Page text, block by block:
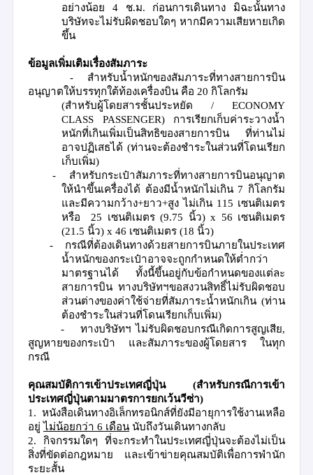
อย่างน้อย 4 ช.ม. ก่อนการเดินทาง มิฉะนั้นทาง
บริษัทจะไม่รับผิดชอบใดๆ หากมีความเสียหายเกิด
ขึ้น
ข้อมูลเพิ่มเติมเรื่องสัมภาระ
- สำหรับน้ำหนักของสัมภาระที่ทางสายการบิน
อนุญาตให้บรรทุกใต้ท้องเครื่องบิน คือ 20 กิโลกรัม
(สำหรับผู้โดยสารชั้นประหยัด / ECONOMY
CLASS PASSENGER)
การเรียกเก็บค่าระวางน้ำ
หนักที่เกินเพิ่มเป็นสิทธิของสายการบิน
ที่ท่านไม่
อาจปฏิเสธได้ (ท่านจะต้องชำระในส่วนที่โดนเรียก
เก็บเพิ่ม)
- สำหรับกระเป๋าสัมภาระที่ทางสายการบินอนุญาต
ให้นำขึ้นเครื่องได้ ต้องมีน้ำหนักไม่เกิน 7กิโลกรัม
และมีความกว้าง+ยาว+สูง ไม่เกิน 115 เซนติเมตร
หรือ 25 เซนติเมตร (9.75 นิ้ว) x 56 เซนติเมตร
(21.5 นิ้ว) x 46 เซนติเมตร (18 นิ้ว)
- กรณีที่ต้องเดินทางด้วยสายการบินภายในประเทศ
น้ำหนักของกระเป๋าอาจจะถูกกำหนดให้ต่ำกว่า
มาตรฐานได้ ทั้งนี้ขึ้นอยู่กับข้อกำหนดของแต่ละ
สายการบิน ทางบริษัทฯขอสงวนสิทธิ์ไม่รับผิดชอบ
ส่วนต่างของค่าใช้จ่ายที่สัมภาระน้ำหนักเกิน (ท่าน
ต้องชำระในส่วนที่โดนเรียกเก็บเพิ่ม)
-ทางบริษัทฯ ไม่รับผิดชอบกรณีเกิดการสูญเสีย,
สูญหายของกระเป๋า และสัมภาระของผู้โดยสาร ในทุก
กรณี
คุณสมบัติการเข้าประเทศญี่ปุ่น (สำหรับกรณีการเข้า
ประเทศญี่ปุ่นตามมาตรการยกเว้นวีซ่า)
1. หนังสือเดินทางอิเล็กทรอนิกส์ที่ยังมีอายุการใช้งานเหลือ
อยู่ไม่น้อยกว่า 6 เดือน นับถึงวันเดินทางกลับ
2. กิจกรรมใดๆ ที่จะกระทำในประเทศญี่ปุ่นจะต้องไม่เป็น
สิ่งที่ขัดต่อกฎหมาย และเข้าข่ายคุณสมบัติเพื่อการพำนัก
ระยะสั้น